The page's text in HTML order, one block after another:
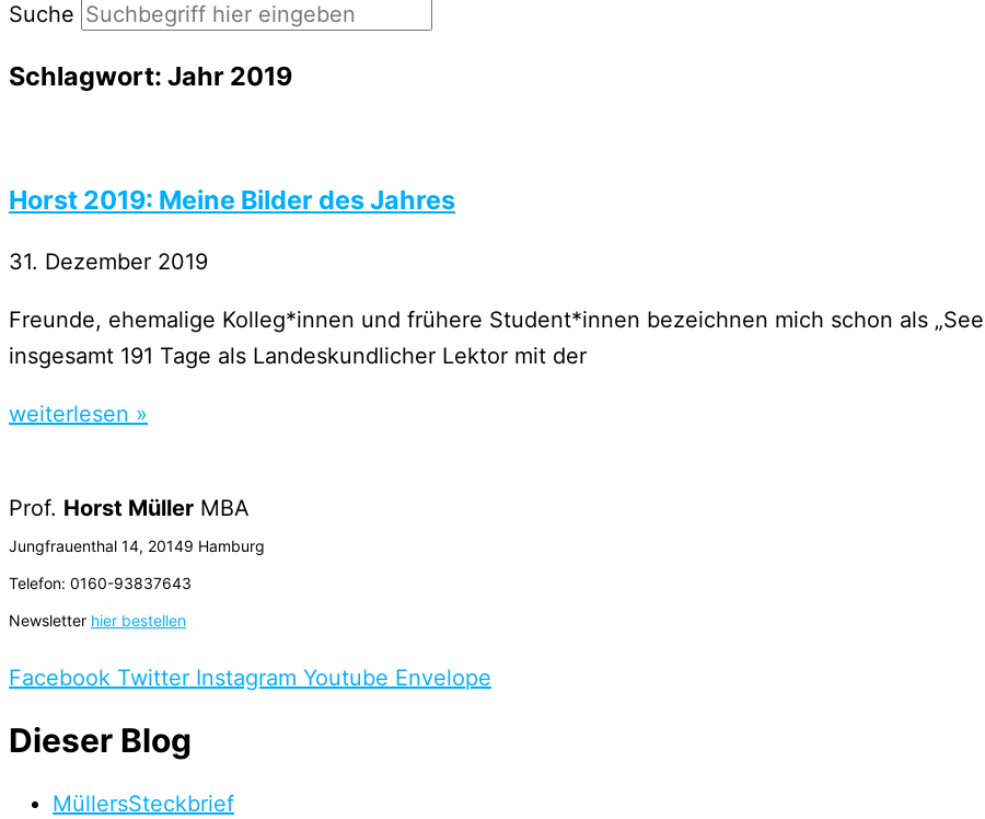
Suche
Schlagwort: Jahr 2019
Horst 2019: Meine Bilder des Jahres
31. Dezember 2019
Freunde, ehemalige Kolleg*innen und frühere Student*innen bezeichnen mich schon als
insgesamt 191 Tage als Landeskundlicher Lektor mit der
weiterlesen »
Prof. Horst Müller MBA
Jungfrauenthal 14, 20149 Hamburg
Telefon: 0160-93837643
Newsletter hier bestellen
Facebook Twitter Instagram Youtube Envelope
Dieser Blog
MüllersSteckbrief